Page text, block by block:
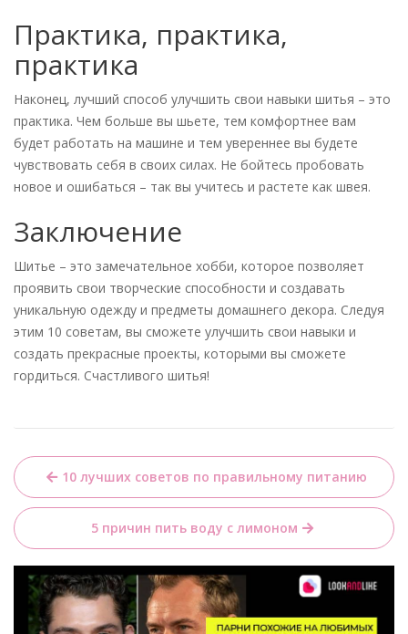
Практика, практика,
практика
Наконец, лучший способ улучшить свои навыки шитья – это
практика. Чем больше вы шьете, тем комфортнее вам
будет работать на машине и тем увереннее вы будете
чувствовать себя в своих силах. Не бойтесь пробовать
новое и ошибаться – так вы учитесь и растете как швея.
Заключение
Шитье – это замечательное хобби, которое позволяет
проявить свои творческие способности и создавать
уникальную одежду и предметы домашнего декора. Следуя
этим 10 советам, вы сможете улучшить свои навыки и
создать прекрасные проекты, которыми вы сможете
гордиться. Счастливого шитья!
Навигация
по
записям
10 лучших советов по правильному питанию
5 причин пить воду с лимоном